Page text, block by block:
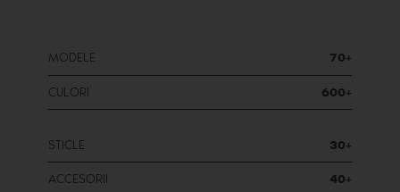
MODELE 70+
CULORI 600+
STICLE 30+
ACCESORII 40+